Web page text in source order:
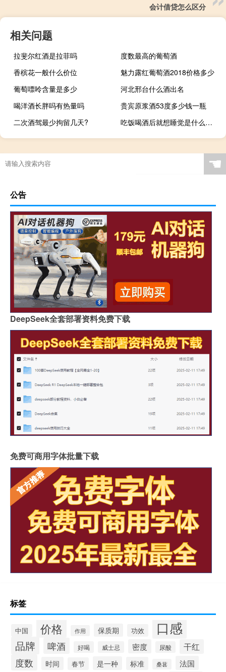
会计借贷怎么区分
相关问题
拉斐尔红酒是拉菲吗
度数最高的葡萄酒
香槟花一般什么价位
魅力露红葡萄酒2018价格多少
葡萄嘌呤含量是多少
河北邢台什么酒出名
喝洋酒长胖吗有热量吗
贵宾原浆酒53度多少钱一瓶
二次酒驾最少拘留几天?
吃饭喝酒后就想睡觉是什么原因
☚
公告
DeepSeek全套部署资料免费下载
免费可商用字体批量下载
标签
中国 价格 作用 保质期 功效 口感
品牌 啤酒 好喝 威士忌 密度 尿酸 干红
度数 时间 春节 是一种 标准 桑葚 法国